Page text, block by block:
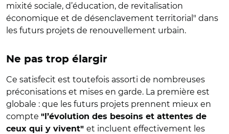
mixité sociale, d’éducation, de revitalisation
économique et de désenclavement territorial" dans
les futurs projets de renouvellement urbain.
Ne pas trop élargir
Ce satisfecit est toutefois assorti de nombreuses
préconisations et mises en garde. La première est
globale : que les futurs projets prennent mieux en
compte "l’évolution des besoins et attentes de
ceux qui y vivent" et incluent effectivement les